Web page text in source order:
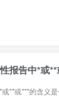
报告中*或**